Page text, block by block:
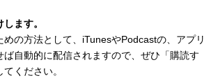
ます。
の方法として、iTunesやPodcastの、アプリ
ば自動的に配信されますので、ぜひ「購読す
ください。